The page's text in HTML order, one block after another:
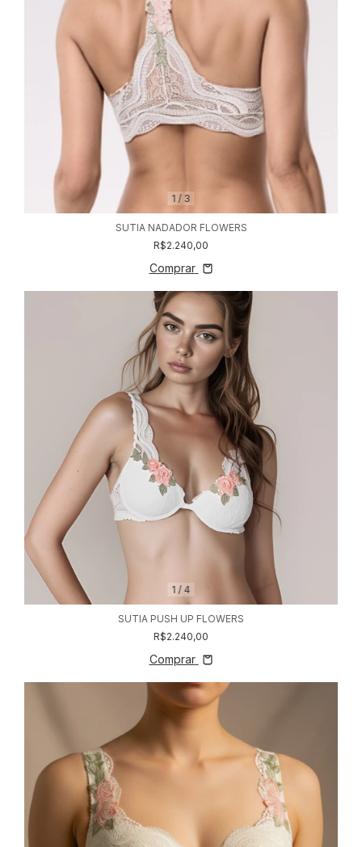
1 / 3
SUTIA NADADOR FLOWERS
R$2.240,00
Comprar
1 / 4
SUTIA PUSH UP FLOWERS
R$2.240,00
Comprar